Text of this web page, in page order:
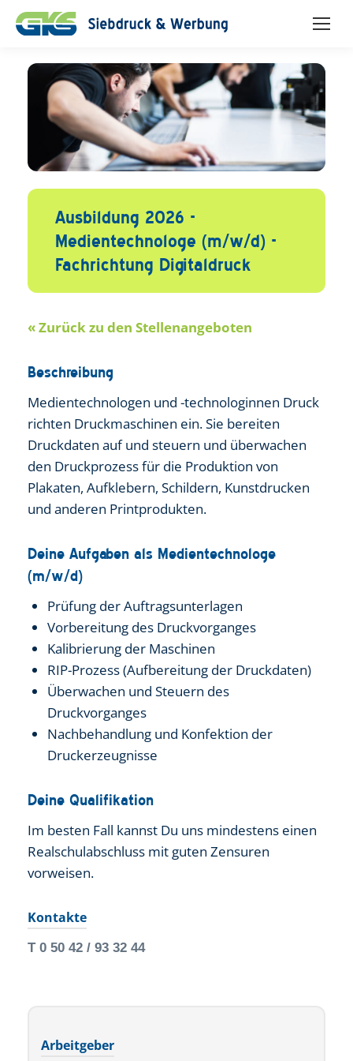
Ausbildung 2026 -
Medientechnologe (m/w/d) -
Fachrichtung Digitaldruck
« Zurück zu den Stellenangeboten
Beschreibung
Medientechnologen und -technologinnen Druck
richten Druckmaschinen ein. Sie bereiten
Druckdaten auf und steuern und überwachen
den Druckprozess für die Produktion von
Plakaten, Aufklebern, Schildern, Kunstdrucken
und anderen Printprodukten.
Deine Aufgaben als Medientechnologe
(m/w/d)
Prüfung der Auftragsunterlagen
Vorbereitung des Druckvorganges
Kalibrierung der Maschinen
RIP-Prozess (Aufbereitung der Druckdaten)
Überwachen und Steuern des
Druckvorganges
Nachbehandlung und Konfektion der
Druckerzeugnisse
Deine Qualifikation
Im besten Fall kannst Du uns mindestens einen
Realschulabschluss mit guten Zensuren
vorweisen.
Kontakte
T 0 50 42 / 93 32 44
Arbeitgeber